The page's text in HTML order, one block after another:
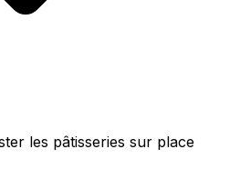
les pâtisseries sur place